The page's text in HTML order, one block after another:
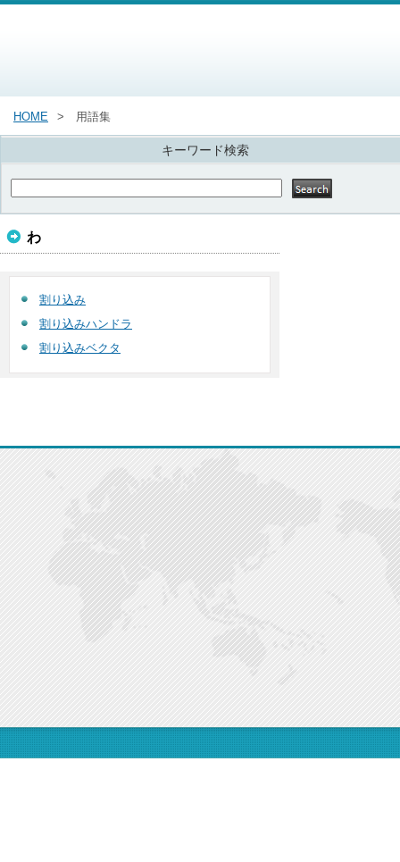
HOME 用語集
キーワード検索
わ
割り込み
割り込みハンドラ
割り込みベクタ